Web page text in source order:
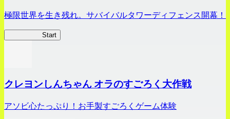
極限世界を生き残れ。サバイバルタワーディフェンス開幕！
Start
クレヨンしんちゃん オラのすごろく大作戦
アソビ心たっぷり！お手製すごろくゲーム体験